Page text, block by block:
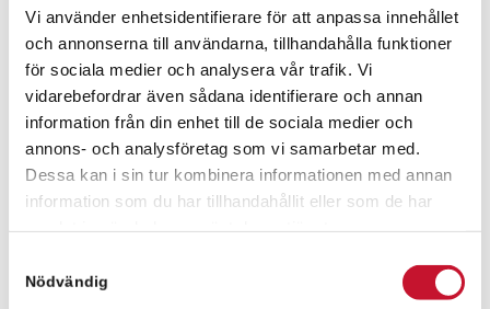
Vi använder enhetsidentifierare för att anpassa innehållet
och annonserna till användarna, tillhandahålla funktioner
för sociala medier och analysera vår trafik. Vi
vidarebefordrar även sådana identifierare och annan
information från din enhet till de sociala medier och
annons- och analysföretag som vi samarbetar med.
Dessa kan i sin tur kombinera informationen med annan
information som du har tillhandahållit eller som de har
Nödvändig
Området har också bra bussförbindelser och
cykelvägar, vilket gör det lättillgängligt oavsett
transportmedel. Närheten till Öresundsbron ger
dessutom snabba internationella förbindelser, och
Malmö Airport samt Köpenhamns flygplats Kastrup
nås smidigt med bil eller tåg. Detta gör Nyhamnen till
en idealisk plats för både företag och boende som
värdesätter goda transportalternativ.
Fanny Pålsson